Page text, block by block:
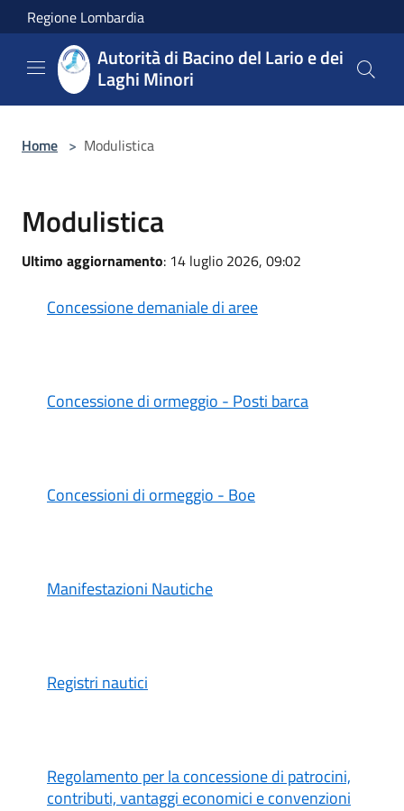
Salta al contenuto principale
Regione Lombardia
Autorità di Bacino del Lario e dei
Laghi Minori
Home > Modulistica
Modulistica
Ultimo aggiornamento: 14 luglio 2026, 09:02
Concessione demaniale di aree
Concessione di ormeggio - Posti barca
Concessioni di ormeggio - Boe
Manifestazioni Nautiche
Registri nautici
Regolamento per la concessione di patrocini,
contributi, vantaggi economici e convenzioni